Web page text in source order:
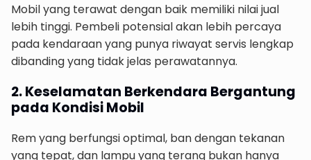
Mobil yang terawat dengan baik memiliki nilai jual
lebih tinggi. Pembeli potensial akan lebih percaya
pada kendaraan yang punya riwayat servis lengkap
dibanding yang tidak jelas perawatannya.
2. Keselamatan Berkendara Bergantung
pada Kondisi Mobil
Rem yang berfungsi optimal, ban dengan tekanan
yang tepat, dan lampu yang terang bukan hanya